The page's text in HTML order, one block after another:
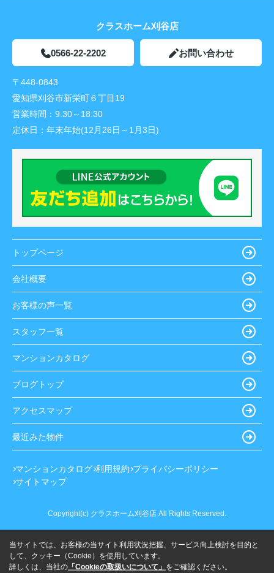
クラスホーム刈谷店
0566-22-2202 お問い合わせ
〒448-0843
愛知県刈谷市新栄町６丁目19
営業時間： 9:30～18:30
定休日： 年末年始(12月26日～1月3日)
トップページ
会社概要
お客様の声一覧
スタッフ一覧
マンションカタログ
ブログトップ
アクセスマップ
最近みた物件
マンションカタログ 利用規約 プライバシーポリシー
サイトマップ
Copyright(c) クラスホーム刈谷店 All Rights Reserved.
当サイトでは、お客様の当サイト利用状況把握、サービス向上検討を目的と
して、クッキー（Cookie）を使用しています。
詳しくは、当社の 「Cookieの取扱いについて」 をご確認ください。